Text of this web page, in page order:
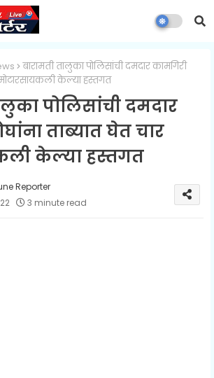
बारामती तालुका पोलिसांची दमदार कामगिरी
मोटारसायकली केल्या हस्तगत
पोलिसांची दमदार
ताब्यात घेत चार
केल्या हस्तगत
Reporter
3 minute read